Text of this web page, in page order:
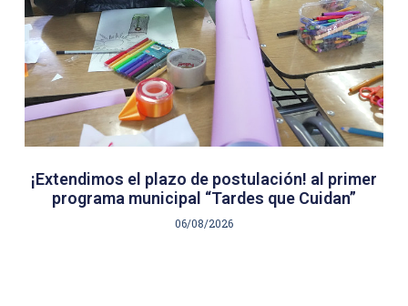
¡Extendimos el plazo de postulación! al primer
programa municipal “Tardes que Cuidan”
06/08/2026